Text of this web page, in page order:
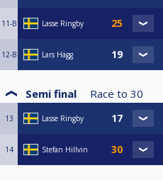
11-B Lasse Ringby
12-B Lars Hägg
Semi final Race to 30
13 Lasse Ringby
14 Stefan Hillvin